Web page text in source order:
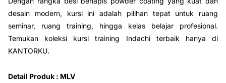
desain modern, kursi ini adalah pilihan tepat untuk ruang
seminar, ruang training, hingga kelas belajar profesional.
Temukan koleksi kursi training Indachi terbaik hanya di
KANTORKU.
Detail Produk : MLV